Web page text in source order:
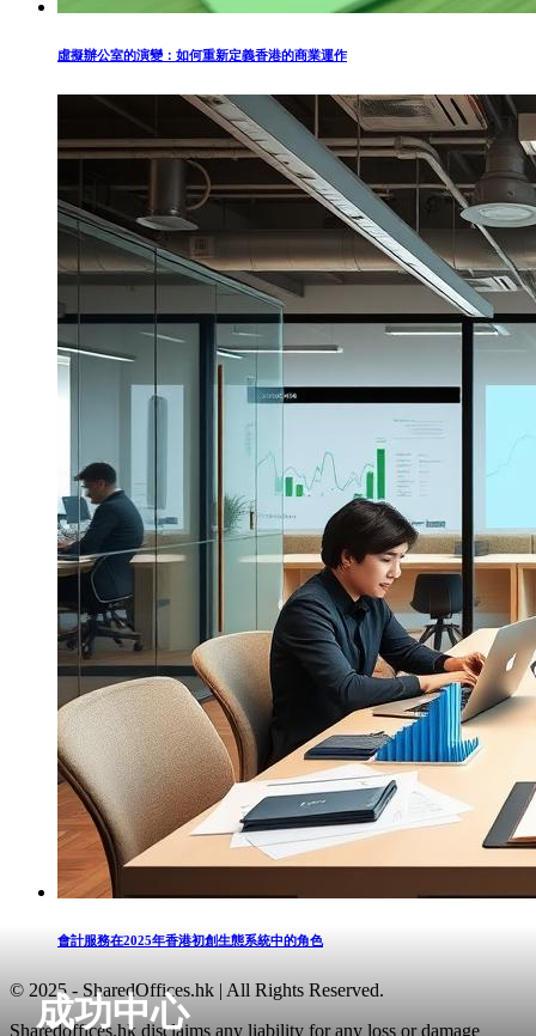
成功中心
虛擬辦公室的演變：如何重新定義香港的商業運作
會計服務在2025年香港初創生態系統中的角色
© 2025 - SharedOffices.hk | All Rights Reserved.
Sharedoffices.hk disclaims any liability for any loss or damage